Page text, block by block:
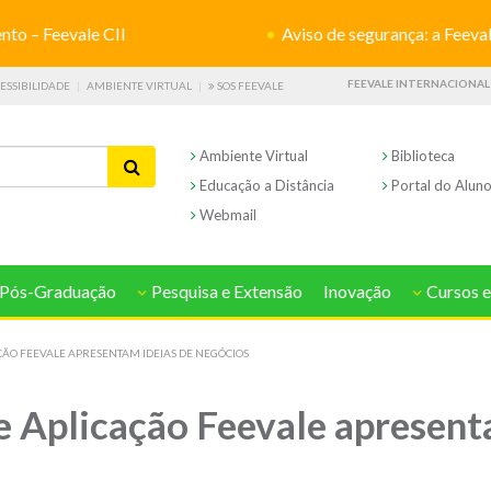
– Feevale CII Aviso de segurança: a Feevale
AMBIENTE VIRTUAL SOS FEEVALE FEEVALE INTERNACIONAL
Ambiente Virtual
Biblioteca
Educação a Distância
Portal do Aluno
Webmail
Graduação Pesquisa e Extensão Inovação Cursos
FEEVALE APRESENTAM IDEIAS DE NEGÓCIOS
Aplicação Feevale